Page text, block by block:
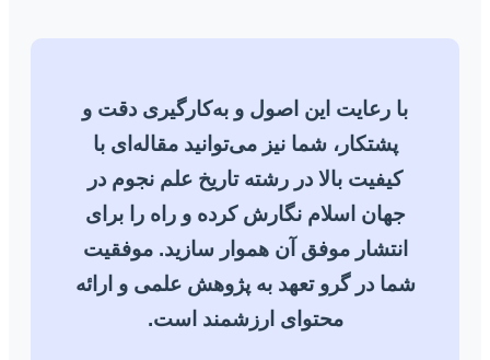
با رعایت این اصول و به‌کارگیری دقت و
پشتکار، شما نیز می‌توانید مقاله‌ای با
کیفیت بالا در رشته تاریخ علم نجوم در
جهان اسلام نگارش کرده و راه را برای
انتشار موفق آن هموار سازید. موفقیت
شما در گرو تعهد به پژوهش علمی و ارائه
محتوای ارزشمند است.